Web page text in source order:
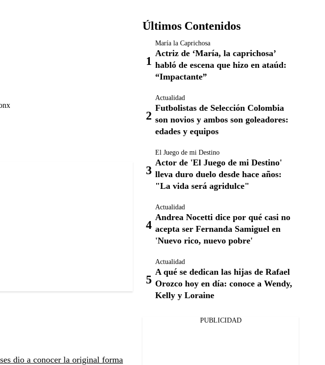
dio a conocer la original forma
Últimos Contenidos
María la Caprichosa
Actriz de ‘María, la caprichosa’
habló de escena que hizo en ataúd:
“Impactante”
Actualidad
Futbolistas de Selección Colombia
son novios y ambos son goleadores:
edades y equipos
El Juego de mi Destino
Actor de 'El Juego de mi Destino'
lleva duro duelo desde hace años:
"La vida será agridulce"
Actualidad
Andrea Nocetti dice por qué casi no
acepta ser Fernanda Samiguel en
'Nuevo rico, nuevo pobre'
Actualidad
A qué se dedican las hijas de Rafael
Orozco hoy en día: conoce a Wendy,
Kelly y Loraine
PUBLICIDAD